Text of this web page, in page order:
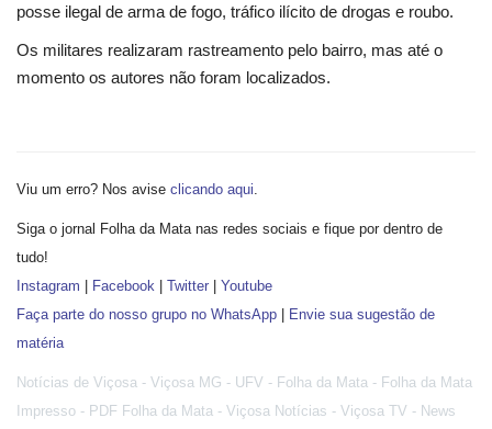
Trânsito
Segurança Pública
Educação
Esporte
Solidariedade
Meio Ambiente
Justiça
posse ilegal de arma de fogo, tráfico ilícito de drogas e roubo.
Os militares realizaram rastreamento pelo bairro, mas até o
momento os autores não foram localizados.
Viu um erro? Nos avise clicando aqui
Siga o jornal Folha da Mata nas redes sociais e fique por dentro de
tudo!
Instagram
Facebook Twitter
Youtube
Faça parte do nosso grupo no WhatsApp
Envie sua sugestão de
matéria
Notícias de Viçosa - Viçosa MG - UFV - Folha da Mata - Folha da Mata
Impresso - PDF Folha da Mata - Viçosa Notícias - Viçosa TV - News